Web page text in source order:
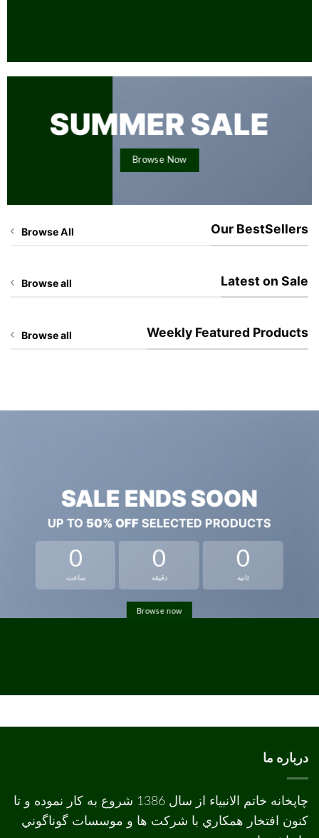
SUMMER SALE
Browse Now
Our BestSellers
Browse All
Latest on Sale
Browse all
Weekly Featured Products
Browse all
SALE ENDS SOON
UP TO 50% OFF SELECTED PRODUCTS
0
ساعت
0
دقیقه
0
ثانیه
Browse now
درباره ما
چاپخانه خاتم الانبیاء از سال 1386 شروع به کار نموده و تا
کنون افتخار همکاري با شرکت ها و موسسات گوناگوني